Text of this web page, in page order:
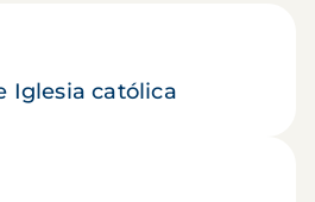
Iglesia católica